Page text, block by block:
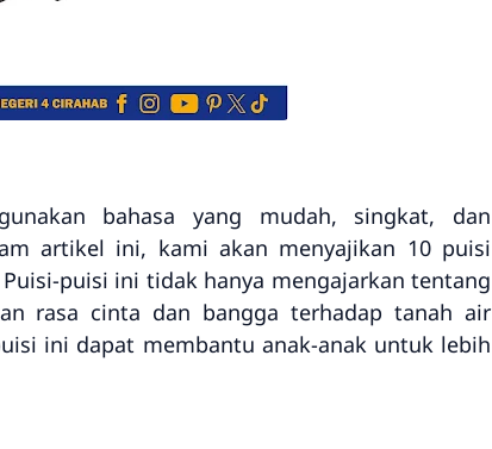
bahasa yang mudah, singkat, dan
artikel ini, kami akan menyajikan 10 puisi
puisi ini tidak hanya mengajarkan tentang
rasa cinta dan bangga terhadap tanah air
ini dapat membantu anak-anak untuk lebih